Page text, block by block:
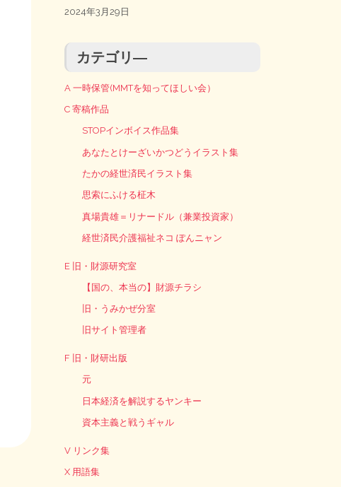
2024年3月29日
カテゴリ―
A 一時保管(MMTを知ってほしい会）
C 寄稿作品
STOPインボイス作品集
あなたとけーざいかつどうイラスト集
たかの経世済民イラスト集
思索にふける柾木
真場貴雄＝リナードル（兼業投資家）
経世済民介護福祉ネコ ぽんニャン
E 旧・財源研究室
【国の、本当の】財源チラシ
旧・うみかぜ分室
旧サイト管理者
F 旧・財研出版
元
日本経済を解説するヤンキー
資本主義と戦うギャル
V リンク集
X 用語集